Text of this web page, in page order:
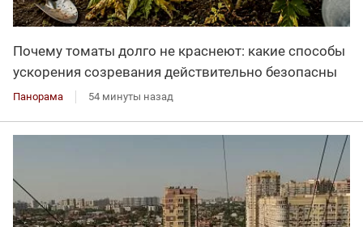
Почему томаты долго не краснеют: какие способы
ускорения созревания действительно безопасны
Панорама 54 минуты назад